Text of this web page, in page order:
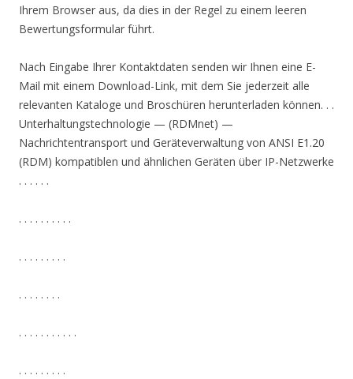
Ihrem Browser aus, da dies in der Regel zu einem leeren
Bewertungsformular führt.
Nach Eingabe Ihrer Kontaktdaten senden wir Ihnen eine E-
Mail mit einem Download-Link, mit dem Sie jederzeit alle
relevanten Kataloge und Broschüren herunterladen können. . .
Unterhaltungstechnologie — (RDMnet) —
Nachrichtentransport und Geräteverwaltung von ANSI E1.20
(RDM) kompatiblen und ähnlichen Geräten über IP-Netzwerke
. . . . . .
. . . . . . . . . .
. . . . . . . . .
. . . . . . . .
. . . . . . . . . . .
. . . . . . . . .